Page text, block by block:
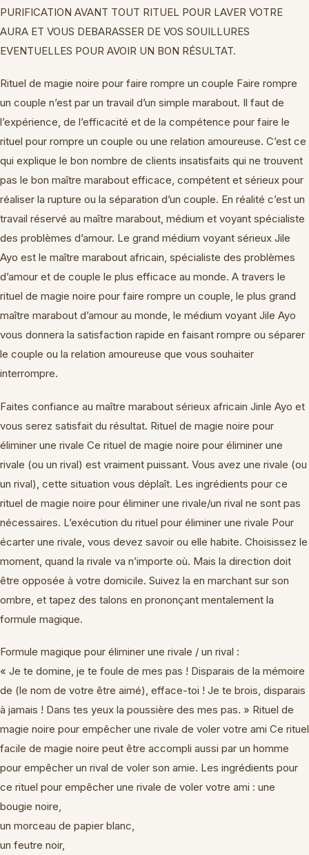
PURIFICATION AVANT TOUT RITUEL POUR LAVER VOTRE
AURA ET VOUS DEBARASSER DE VOS SOUILLURES
EVENTUELLES POUR AVOIR UN BON RÉSULTAT.
Rituel de magie noire pour faire rompre un couple Faire rompre
un couple n’est par un travail d’un simple marabout. Il faut de
l’expérience, de l’efficacité et de la compétence pour faire le
rituel pour rompre un couple ou une relation amoureuse. C’est ce
qui explique le bon nombre de clients insatisfaits qui ne trouvent
pas le bon maître marabout efficace, compétent et sérieux pour
réaliser la rupture ou la séparation d’un couple. En réalité c’est un
travail réservé au maître marabout, médium et voyant spécialiste
des problèmes d’amour. Le grand médium voyant sérieux Jile
Ayo est le maître marabout africain, spécialiste des problèmes
d’amour et de couple le plus efficace au monde. A travers le
rituel de magie noire pour faire rompre un couple, le plus grand
maître marabout d’amour au monde, le médium voyant Jile Ayo
vous donnera la satisfaction rapide en faisant rompre ou séparer
le couple ou la relation amoureuse que vous souhaiter
interrompre.
Faites confiance au maître marabout sérieux africain Jinle Ayo et
vous serez satisfait du résultat. Rituel de magie noire pour
éliminer une rivale Ce rituel de magie noire pour éliminer une
rivale (ou un rival) est vraiment puissant. Vous avez une rivale (ou
un rival), cette situation vous déplaît. Les ingrédients pour ce
rituel de magie noire pour éliminer une rivale/un rival ne sont pas
nécessaires. L’exécution du rituel pour éliminer une rivale Pour
écarter une rivale, vous devez savoir ou elle habite. Choisissez le
moment, quand la rivale va n’importe où. Mais la direction doit
être opposée à votre domicile. Suivez la en marchant sur son
ombre, et tapez des talons en prononçant mentalement la
formule magique.
Formule magique pour éliminer une rivale / un rival :
« Je te domine, je te foule de mes pas ! Disparais de la mémoire
de (le nom de votre être aimé), efface-toi ! Je te brois, disparais
à jamais ! Dans tes yeux la poussière des mes pas. » Rituel de
magie noire pour empêcher une rivale de voler votre ami Ce rituel
facile de magie noire peut être accompli aussi par un homme
pour empêcher un rival de voler son amie. Les ingrédients pour
ce rituel pour empêcher une rivale de voler votre ami : une
bougie noire,
un morceau de papier blanc,
un feutre noir,